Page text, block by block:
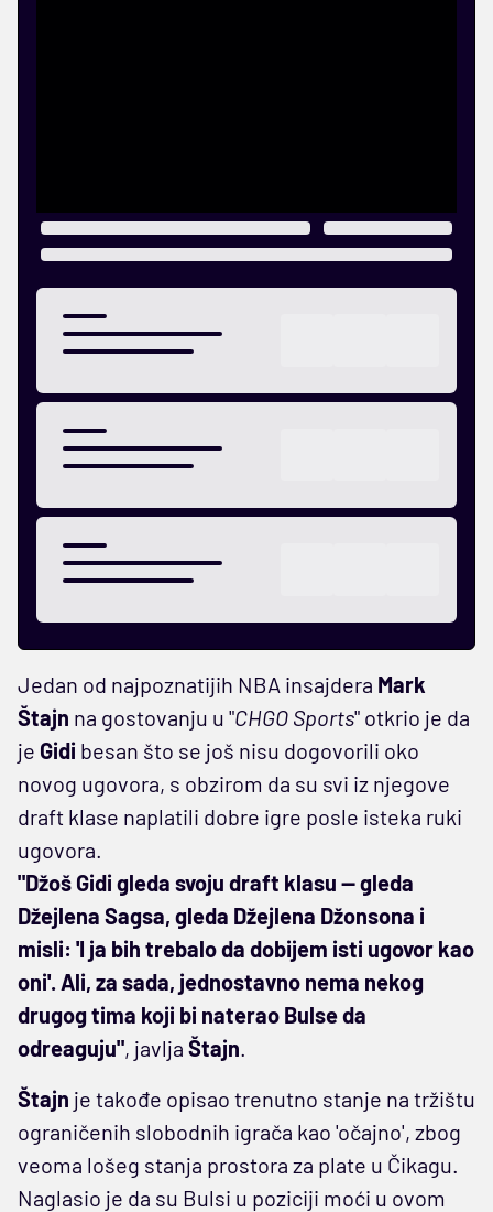
Jedan od najpoznatijih NBA insajdera Mark
Štajn na gostovanju u "CHGO Sports" otkrio je da
je Gidi besan što se još nisu dogovorili oko
novog ugovora, s obzirom da su svi iz njegove
draft klase naplatili dobre igre posle isteka ruki
ugovora.
"Džoš Gidi gleda svoju draft klasu — gleda
Džejlena Sagsa, gleda Džejlena Džonsona i
misli: 'I ja bih trebalo da dobijem isti ugovor kao
oni'. Ali, za sada, jednostavno nema nekog
drugog tima koji bi naterao Bulse da
odreaguju", javlja Štajn.
Štajn je takođe opisao trenutno stanje na tržištu
ograničenih slobodnih igrača kao 'očajno', zbog
veoma lošeg stanja prostora za plate u Čikagu.
Naglasio je da su Bulsi u poziciji moći u ovom